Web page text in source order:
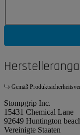
Gemäß
Stompgrip Inc.
15431 Chemical Lane
92649 Huntington
Vereinigte Staaten